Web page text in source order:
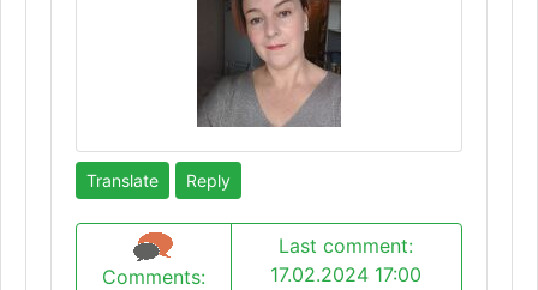
Translate Reply
Comments:
Last comment:
17.02.2024 17:00